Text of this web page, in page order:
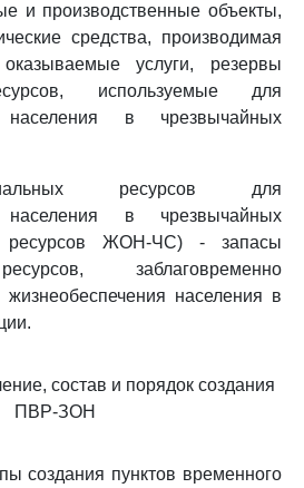
и производственные объекты,
средства, производимая
услуги, резервы
используемые для
населения в чрезвычайных
ресурсов для
населения в чрезвычайных
ресурсов ЖОН-ЧС) - запасы
заблаговременно
населения в
состав и порядок создания
ПВР-ЗОН
создания пунктов временного